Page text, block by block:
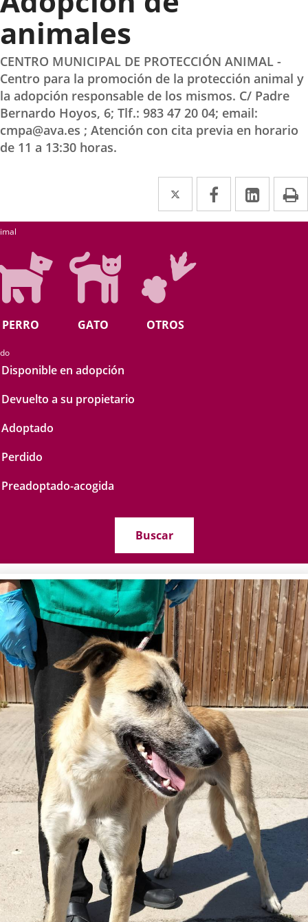
animales
CENTRO MUNICIPAL DE PROTECCIÓN ANIMAL -
Centro para la promoción de la protección animal y
la adopción responsable de los mismos. C/ Padre
Bernardo Hoyos, 6; Tlf.: 983 47 20 04; email:
cmpa@ava.es ; Atención con cita previa en horario
de 11 a 13:30 horas.
Twitter
Enlace
a
aplicación
externa.
Facebook
Enlace
a
Enlace
a
PERRO GATO OTROS
Disponible en adopción
Devuelto a su propietario
Adoptado
Perdido
Preadoptado-acogida
Buscar